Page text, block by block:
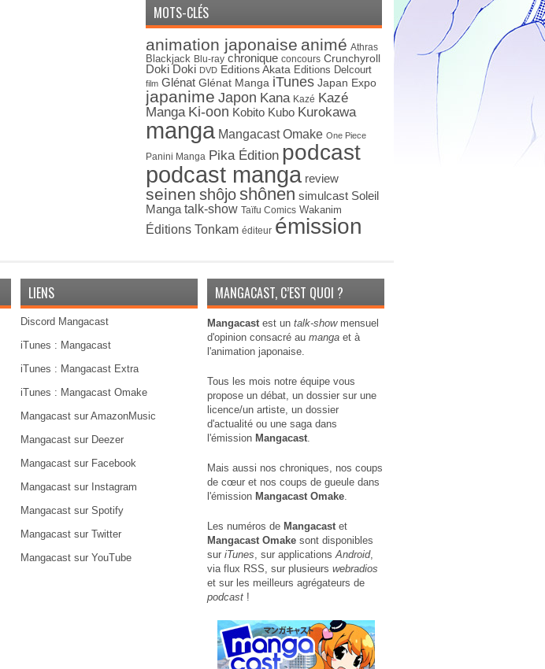
MOTS-CLÉS
animation japonaise animé Athras
Blackjack Blu-ray chronique concours Crunchyroll
Doki Doki DVD Editions Akata Editions Delcourt
film Glénat Glénat Manga iTunes Japan Expo
japanime Japon Kana Kazé Kazé
Manga Ki-oon Kobito Kubo Kurokawa
manga Mangacast Omake One Piece
Panini Manga Pika Édition podcast
podcast manga review
seinen shôjoshônen simulcast Soleil
Manga talk-show Taïfu Comics Wakanim
Éditions Tonkam éditeur émission
LIENS
Discord Mangacast
iTunes : Mangacast
iTunes : Mangacast Extra
iTunes : Mangacast Omake
Mangacast sur AmazonMusic
Mangacast sur Deezer
Mangacast sur Facebook
Mangacast sur Instagram
Mangacast sur Spotify
Mangacast sur Twitter
Mangacast sur YouTube
MANGACAST, C’EST QUOI ?
Mangacastest un talk-showmensuel
d'opinion consacré au manga et à
l'animation japonaise.
Tous les mois notre équipe vous
propose un débat, un dossier sur une
licence/un artiste, un dossier
d'actualité ou une saga dans
l'émission Mangacast.
Mais aussi nos chroniques, nos coups
de cœur et nos coups de gueule dans
l'émission Mangacast Omake.
Les numéros de Mangacastet
Mangacast Omake sont disponibles
sur iTunes, sur applicationsAndroid,
via flux RSS, sur plusieurs webradios
et sur les meilleurs agrégateurs de
podcast !